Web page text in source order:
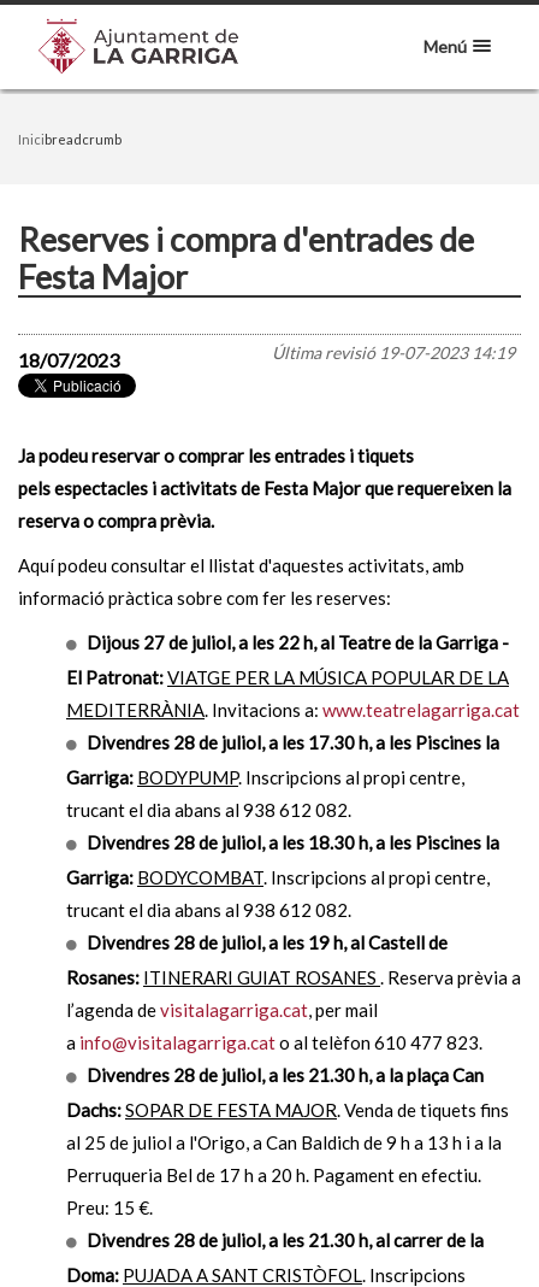
Menú
Inicibreadcrumb
Reserves i compra d'entrades de
Festa Major
Última revisió 19-07-2023 14:19
18/07/2023
Ja podeu reservar o comprar les entrades i tiquets
pels espectacles i activitats de Festa Major que requereixen la
reserva o compra prèvia.
Aquí podeu consultar el llistat d'aquestes activitats, amb
informació pràctica sobre com fer les reserves:
Dijous 27 de juliol, a les 22 h, al Teatre de la Garriga -
El Patronat:VIATGE PER LA MÚSICA POPULAR DE LA
MEDITERRÀNIA. Invitacions a: www.teatrelagarriga.cat
Divendres 28 de juliol, a les 17.30 h, a les Piscines la
Garriga: BODYPUMP. Inscripcions al propi centre,
trucant el dia abans al 938 612 082.
Divendres 28 de juliol, a les 18.30 h, a les Piscines la
Garriga: BODYCOMBAT. Inscripcions al propi centre,
trucant el dia abans al 938 612 082.
Divendres 28 de juliol, a les 19 h, al Castell de
Rosanes: ITINERARI GUIAT ROSANES . Reserva prèvia a
l’agenda devisitalagarriga.cat, per mail
a info@visitalagarriga.cato al telèfon 610 477 823.
Divendres 28 de juliol, a les 21.30 h, a la plaça Can
Dachs:SOPAR DE FESTA MAJOR. Venda de tiquets fins
al 25 de juliol a l'Origo, a Can Baldich de 9 h a 13 h i a la
Perruqueria Bel de 17 h a 20 h. Pagament en efectiu.
Preu: 15 €.
Divendres 28 de juliol, a les 21.30 h, al carrer de la
Doma: PUJADA A SANT CRISTÒFOL. Inscripcions